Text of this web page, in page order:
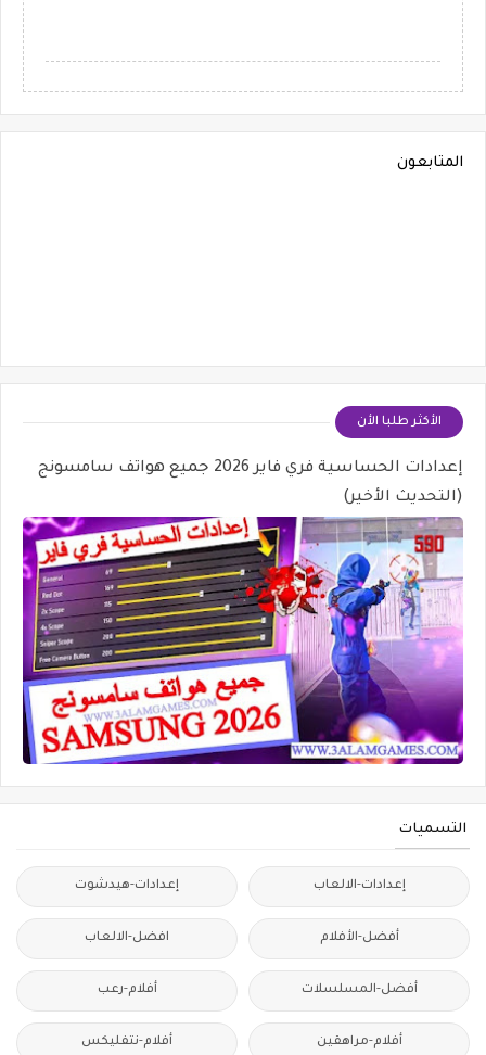
المتابعون
الأكثر طلبا الأن
إعدادات الحساسية فري فاير 2026 جميع هواتف سامسونج
(التحديث الأخير)
التسميات
إعدادات-الالعاب إعدادات-هيدشوت
أفضل-الأفلام افضل-الالعاب
أفضل-المسلسلات أفلام-رعب
أفلام-مراهقين أفلام-نتفليكس